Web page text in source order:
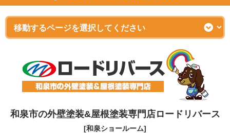
和泉市の外壁塗装&屋根塗装専門店ロードリバース
[和泉ショールーム]